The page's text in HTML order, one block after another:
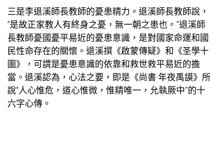
三是李退溪師長教師的憂患精力。退溪師長教師說，
“是故正家教人有終身之憂，無一朝之患也。”退溪師
長教師憂國憂平易近的憂患意識，是對國家命運和國
民性命存在的關懷。退溪撰《啟蒙傳疑》和《圣學十
圖》，可謂是憂患意識的依靠和救世救平易近的擔
當。退溪認為，心法之要，即是《尚書·年夜禹謨》所
說“人心惟危，道心惟微，惟精唯一，允執厥中”的十
六字心傳。